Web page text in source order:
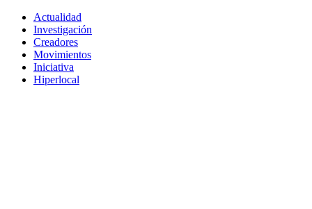
Actualidad
Investigación
Creadores
Movimientos
Iniciativa
Hiperlocal